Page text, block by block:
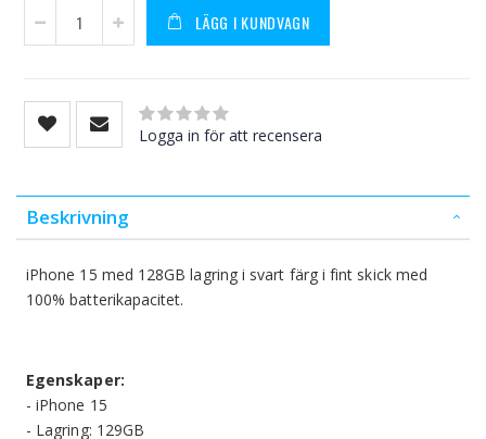
LÄGG I KUNDVAGN
Rating:
0% of100
Logga in för att recensera
Beskrivning
iPhone 15 med 128GB lagring i svart färg i fint skick med
100% batterikapacitet.
Egenskaper:
- iPhone 15
- Lagring: 129GB